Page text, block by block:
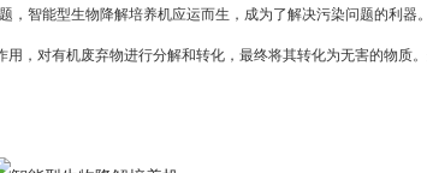
智能型生物降解培养机应运而生，成为了解决污染问题的利器。
对有机废弃物进行分解和转化，最终将其转化为无害的物质